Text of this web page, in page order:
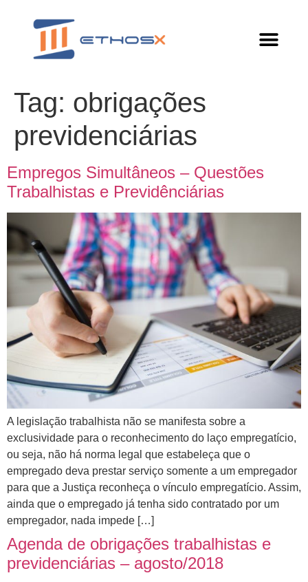
Tag: obrigações
previdenciárias
Empregos Simultâneos – Questões
Trabalhistas e Previdênciárias
A legislação trabalhista não se manifesta sobre a
exclusividade para o reconhecimento do laço empregatício,
ou seja, não há norma legal que estabeleça que o
empregado deva prestar serviço somente a um empregador
para que a Justiça reconheça o vínculo empregatício. Assim,
ainda que o empregado já tenha sido contratado por um
empregador, nada impede […]
Agenda de obrigações trabalhistas e
previdenciárias – agosto/2018